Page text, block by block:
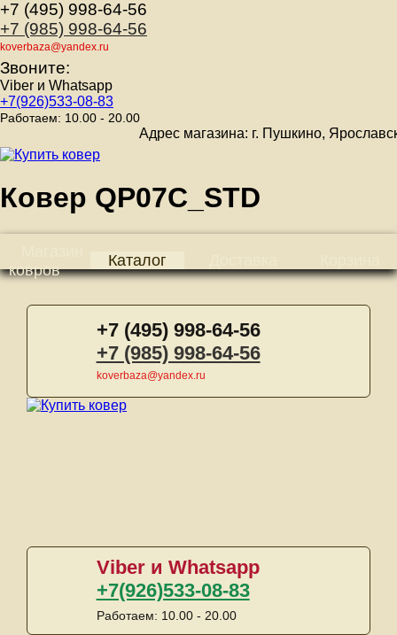
+7 (495) 998-64-56
+7 (985) 998-64-56
koverbaza@yandex.ru
Звоните:
Viber и Whatsapp
+7(926)533-08-83
Работаем: 10.00 - 20.00
Адрес магазина: г. Пушкино, Ярославское
Ковер QP07C_STD
ковров
Каталог
+7 (495) 998-64-56
+7 (985) 998-64-56
koverbaza@yandex.ru
Viber и Whatsapp
+7(926)533-08-83
Работаем: 10.00 - 20.00